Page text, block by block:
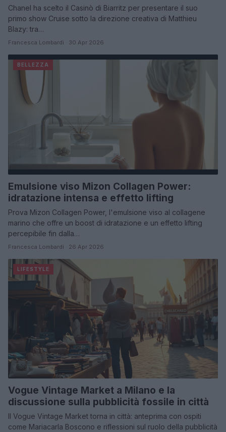
Chanel ha scelto il Casinò di Biarritz per presentare il suo
primo show Cruise sotto la direzione creativa di Matthieu
Blazy: tra…
Francesca Lombardi · 30 Apr 2026
BELLEZZA
Emulsione viso Mizon Collagen Power:
idratazione intensa e effetto lifting
Prova Mizon Collagen Power, l'emulsione viso al collagene
marino che offre un boost di idratazione e un effetto lifting
percepibile fin dalla…
Francesca Lombardi · 26 Apr 2026
LIFESTYLE
Vogue Vintage Market a Milano e la
discussione sulla pubblicità fossile in città
Il Vogue Vintage Market torna in città: anteprima con ospiti
come Mariacarla Boscono e riflessioni sul ruolo della pubblicità